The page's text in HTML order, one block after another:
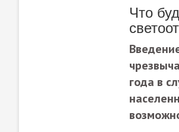
Что
года в